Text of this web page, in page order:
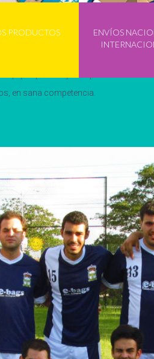
PRODUCTOS
ENVÍOS
gran honor y un gran placer ser
en sana competencia.